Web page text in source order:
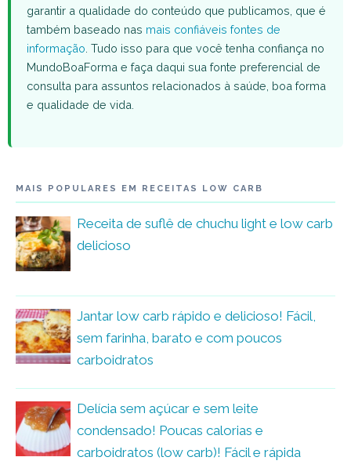
garantir a qualidade do conteúdo que publicamos, que é
também baseado nas mais confiáveis fontes de
informação . Tudo isso para que você tenha confiança no
MundoBoaForma e faça daqui sua fonte preferencial de
consulta para assuntos relacionados à saúde, boa forma
e qualidade de vida.
MAIS POPULARES EM RECEITAS LOW CARB
Receita de suflê de chuchu light e low carb
delicioso
Jantar low carb rápido e delicioso! Fácil,
sem farinha, barato e com poucos
carboidratos
Delícia sem açúcar e sem leite
condensado! Poucas calorias e
carboidratos (low carb)! Fácil e rápida